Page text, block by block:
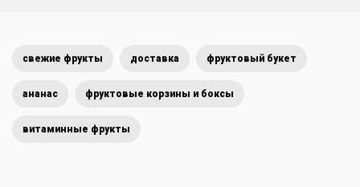
свежие фрукты доставка фруктовый букет
ананас фруктовые корзины и боксы
витаминные фрукты